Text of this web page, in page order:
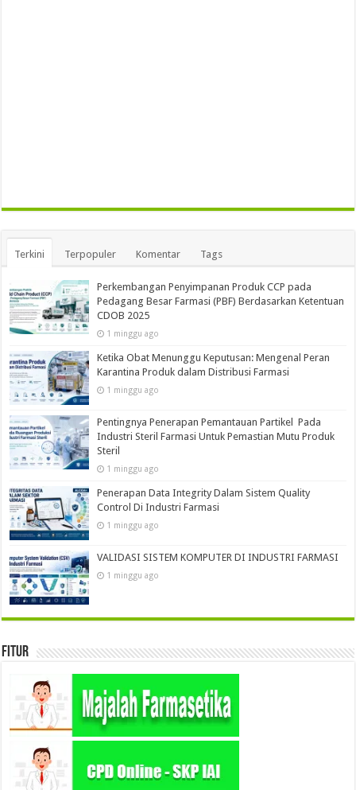
Terkini Terpopuler Komentar Tags
Perkembangan Penyimpanan Produk CCP pada
Pedagang Besar Farmasi (PBF) Berdasarkan Ketentuan
CDOB 2025
1 minggu ago
Ketika Obat Menunggu Keputusan: Mengenal Peran
Karantina Produk dalam Distribusi Farmasi
1 minggu ago
Pentingnya Penerapan Pemantauan Partikel Pada
Industri Steril Farmasi Untuk Pemastian Mutu Produk
Steril
1 minggu ago
Penerapan Data Integrity Dalam Sistem Quality
Control Di Industri Farmasi
1 minggu ago
VALIDASI SISTEM KOMPUTER DI INDUSTRI FARMASI
1 minggu ago
Fitur